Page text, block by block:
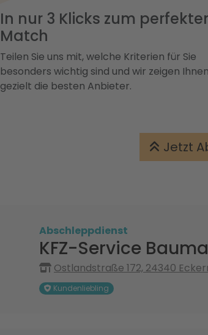
In nur 3 Klicks zum
Match
Teilen Sie uns mit, welche Kriterien für Sie
besonders wichtig sind und wir zeigen Ihnen
gezielt die besten Anbieter.
Jetzt
Abschleppdienst
KFZ-Service
Ostlandstraße 172, 24340
Kundenliebling